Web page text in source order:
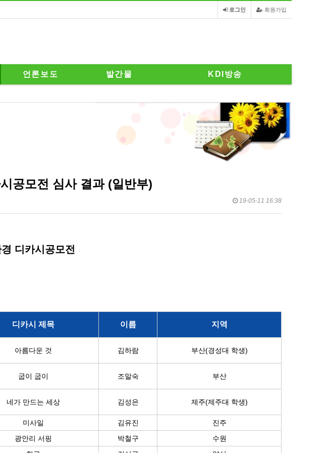
회원가입
로그인
언론보도 발간물 KDI방송
공모전 심사 결과 (일반부)
19-05-11 16:38
디카시공모전
디카시 제목 이름 지역
아름다운 것 김하람 부산(경성대 학생)
굽이 굽이 조말숙 부산
네가 만드는 세상 김성은 제주(제주대 학생)
미사일 김유진
진주
광안리 서핑 박철구
수원